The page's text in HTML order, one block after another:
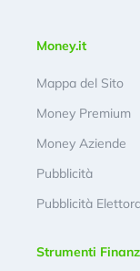
Money.it
Mappa del Sito
Money Premium
Money Aziende
Pubblicità
Pubblicità
Strumenti